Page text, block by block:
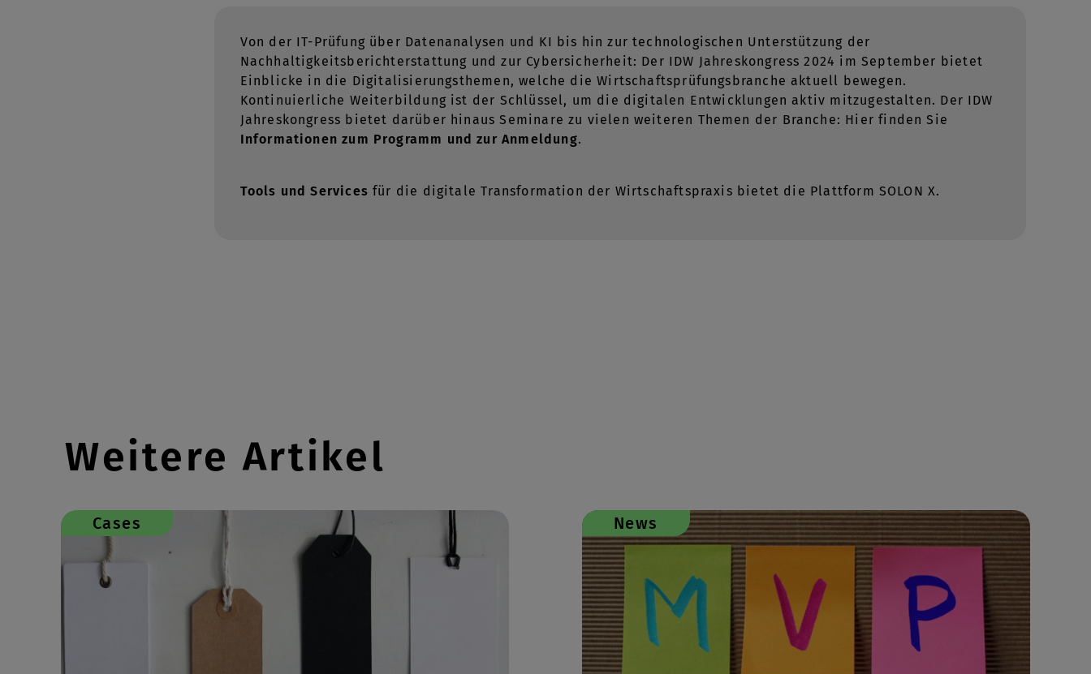
Von der IT-Prüfung über Datenanalysen und KI bis hin zur technologischen Unterstützung der
Nachhaltigkeitsberichterstattung und zur Cybersicherheit: Der IDW Jahreskongress 2024 im September bietet
Einblicke in die Digitalisierungsthemen, welche die Wirtschaftsprüfungsbranche aktuell bewegen.
Kontinuierliche Weiterbildung ist der Schlüssel, um die digitalen Entwicklungen aktiv mitzugestalten. Der IDW
Jahreskongress bietet darüber hinaus Seminare zu vielen weiteren Themen der Branche: Hier finden Sie
Informationen zum Programm und zur Anmeldung.
Tools und Services für die digitale Transformation der Wirtschaftspraxis bietet die Plattform SOLON X.
Weitere Artikel
Cases News